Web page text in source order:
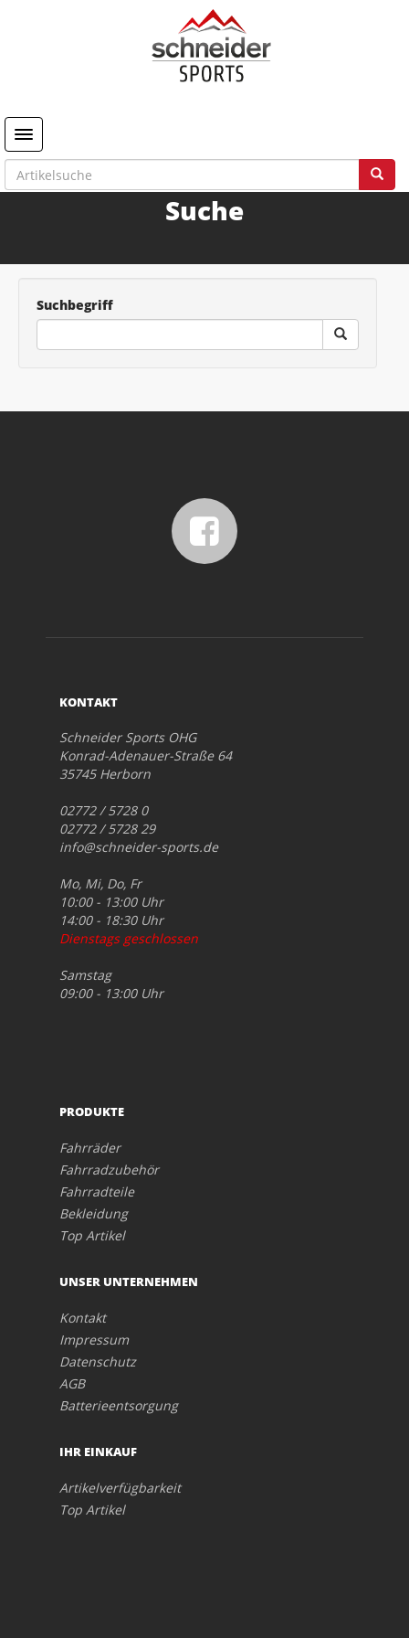
Toggle navigation
Suche
Suchbegriff
KONTAKT
Schneider Sports OHG
Konrad-Adenauer-Straße 64
35745 Herborn
02772 / 5728 0
02772 / 5728 29
info@schneider-sports.de
Mo, Mi, Do, Fr
10:00 - 13:00 Uhr
14:00 - 18:30 Uhr
Dienstags geschlossen
Samstag
09:00 - 13:00 Uhr
PRODUKTE
Fahrräder
Fahrradzubehör
Fahrradteile
Bekleidung
Top Artikel
UNSER UNTERNEHMEN
Kontakt
Impressum
Datenschutz
AGB
Batterieentsorgung
IHR EINKAUF
Artikelverfügbarkeit
Top Artikel